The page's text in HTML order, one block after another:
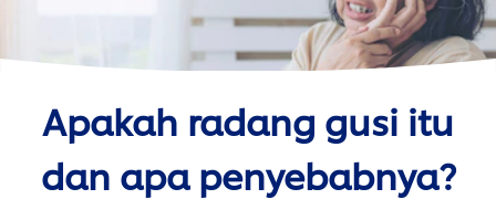
Tips Kesehatan Gigi
Professional
Pepsodent Expert
Pepsodent Ultra White
Tanya Dokter Gigi
Apakah radang gusi itu
dan apa penyebabnya?